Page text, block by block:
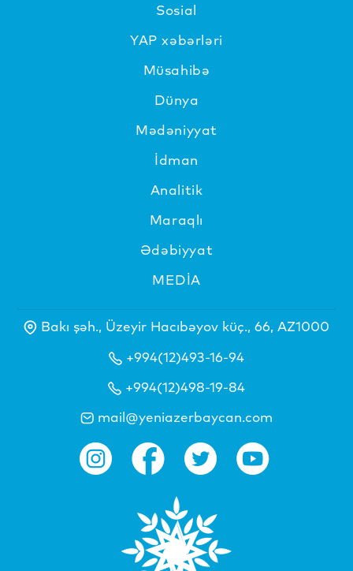
Sosial
YAP xəbərləri
Müsahibə
Dünya
Mədəniyyat
İdman
Analitik
Maraqlı
Ədəbiyyat
MEDİA
Bakı şəh., Üzeyir Hacıbəyov küç., 66, AZ1000
+994(12)493-16-94
+994(12)498-19-84
mail@yeniazerbaycan.com